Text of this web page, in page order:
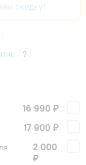
скидку!
?
16 990 ₽
17 900 ₽
2 000
₽